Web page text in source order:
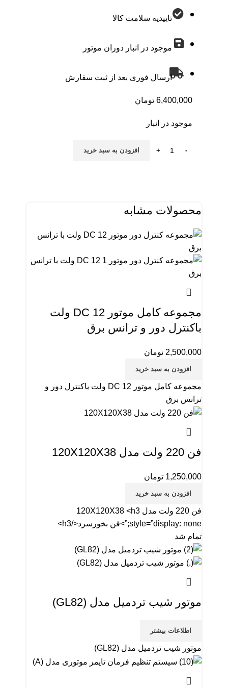
تاییدیه سلامت کالا
موجود در انبار دوران موتور
ارسال فوری بعد از ثبت سفارش
6,400,000 تومان
موجود در انبار
افزودن به سبد خرید
محصولات مشابه
مجموعه كامل موتور DC 12 ولت
باکنترل دور و ترانس برق
2,500,000 تومان
افزودن به سبد خرید
مجموعه كامل موتور DC 12 ولت باکنترل دور و
ترانس برق
فن 220 ولت مدل 120X120X38
1,250,000 تومان
افزودن به سبد خرید
فن 220 ولت مدل 120X120X38 <h3
style=”display: none;”>فن بخورسرد</h3>
تمام شد
موتور شیب تردمیل مدل (GL82)
اطلاعات بیشتر
موتور شیب تردمیل مدل (GL82)